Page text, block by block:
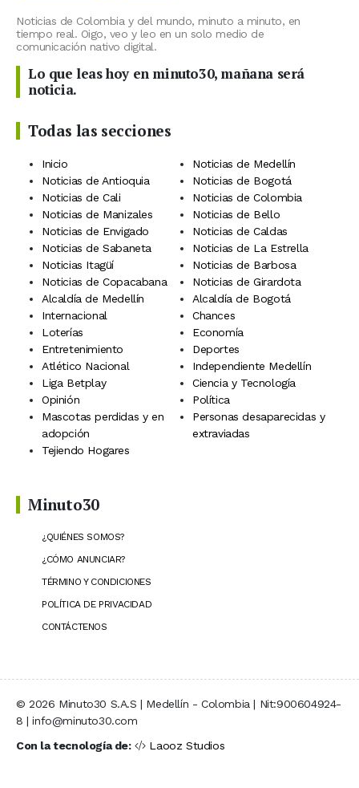
Noticias de Colombia y del mundo, minuto a minuto, en
tiempo real. Oigo, veo y leo en un solo medio de
comunicación nativo digital.
Lo que leas hoy en minuto30, mañana será
noticia.
Todas las secciones
Inicio
Noticias de Medellín
Noticias de Antioquia
Noticias de Bogotá
Noticias de Cali
Noticias de Colombia
Noticias de Manizales
Noticias de Bello
Noticias de Envigado
Noticias de Caldas
Noticias de Sabaneta
Noticias de La Estrella
Noticias Itagüí
Noticias de Barbosa
Noticias de Copacabana
Noticias de Girardota
Alcaldía de Medellín
Alcaldía de Bogotá
Internacional
Chances
Loterías
Economía
Entretenimiento
Deportes
Atlético Nacional
Independiente Medellín
Liga Betplay
Ciencia y Tecnología
Opinión
Política
Mascotas perdidas y en
adopción
Personas desaparecidas y
extraviadas
Tejiendo Hogares
Minuto30
¿QUIÉNES SOMOS?
¿CÓMO ANUNCIAR?
TÉRMINO Y CONDICIONES
POLÍTICA DE PRIVACIDAD
CONTÁCTENOS
© 2026 Minuto30 S.A.S | Medellín - Colombia | Nit:900604924-
8 | info@minuto30.com
Con la tecnología de:
Laooz Studios